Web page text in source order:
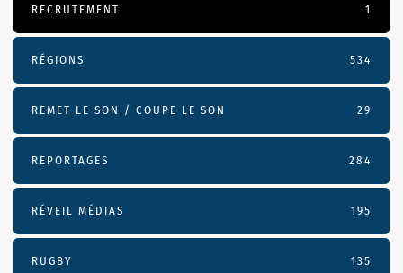
RECRUTEMENT 1
RÉGIONS 534
REMET LE SON / COUPE LE SON 29
REPORTAGES 284
RÉVEIL MÉDIAS 195
RUGBY 135